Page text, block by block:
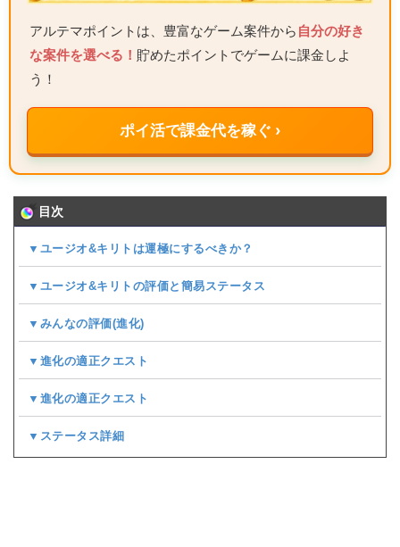
アルテマポイントは、豊富なゲーム案件から 自分の好き
な案件を選べる！ 貯めたポイントでゲームに課金しよ
う！
ポイ活で課金代を稼ぐ ›
目次
▼ユージオ&キリトは運極にするべきか？
▼ユージオ&キリトの評価と簡易ステータス
▼みんなの評価(進化)
▼進化の適正クエスト
▼進化の適正クエスト
▼ステータス詳細